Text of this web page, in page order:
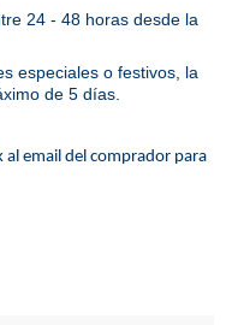
24 - 48 horas desde la
especiales o festivos, la
de 5 días.
al email del comprador para